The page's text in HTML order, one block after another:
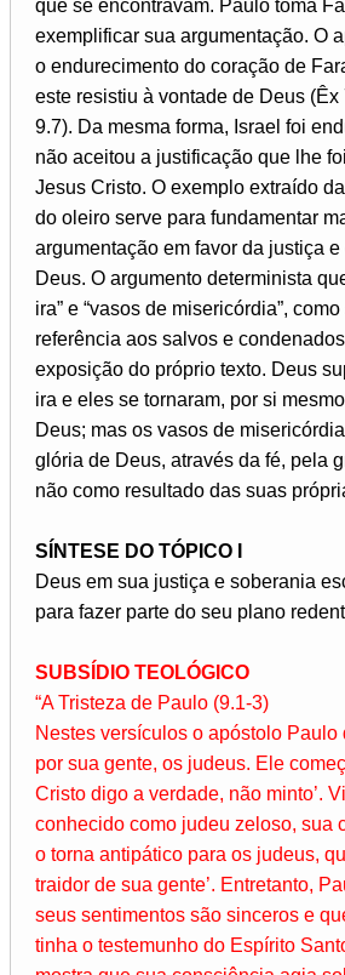
que se encontravam. Paulo toma
exemplificar sua argumentação. O
o endurecimento do coração de
este resistiu à vontade de Deus (Êx
9.7). Da mesma forma, Israel foi
não aceitou a justificação que lhe
Jesus Cristo. O exemplo extraído
do oleiro serve para fundamentar
argumentação em favor da justiça
Deus. O argumento determinista
ira” e “vasos de misericórdia”,
referência aos salvos e
exposição do próprio texto. Deus
ira e eles se tornaram, por si
Deus; mas os vasos de
glória de Deus, através da fé, pela
não como resultado das suas
SÍNTESE DO TÓPICO I
Deus em sua justiça e soberania
para fazer parte do seu plano
SUBSÍDIO TEOLÓGICO
“A Tristeza de Paulo (9.1-3)
Nestes versículos o apóstolo Paulo
por sua gente, os judeus. Ele
Cristo digo a verdade, não minto’.
conhecido como judeu zeloso, sua
o torna antipático para os judeus,
traidor de sua gente’. Entretanto,
seus sentimentos são sinceros e
tinha o testemunho do Espírito